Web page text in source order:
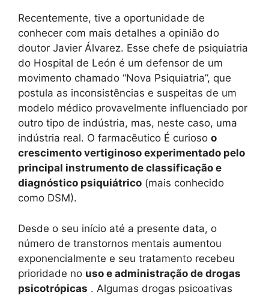
Recentemente, tive a oportunidade de
conhecer com mais detalhes a opinião do
doutor Javier Álvarez. Esse chefe de psiquiatria
do Hospital de León é um defensor de um
movimento chamado “Nova Psiquiatria”, que
postula as inconsistências e suspeitas de um
modelo médico provavelmente influenciado por
outro tipo de indústria, mas, neste caso, uma
indústria real. O farmacêutico É curioso o
crescimento vertiginoso experimentado pelo
principal instrumento de classificação e
diagnóstico psiquiátrico (mais conhecido
como DSM).
Desde o seu início até a presente data, o
número de transtornos mentais aumentou
exponencialmente e seu tratamento recebeu
prioridade no uso e administração de drogas
psicotrópicas . Algumas drogas psicoativas